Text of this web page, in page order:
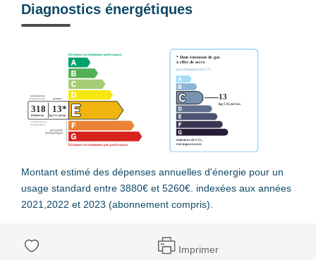
Diagnostics énergétiques
Montant estimé des dépenses annuelles d'énergie pour un
usage standard entre 3880€ et 5260€. indexées aux années
2021,2022 et 2023 (abonnement compris).
Imprimer